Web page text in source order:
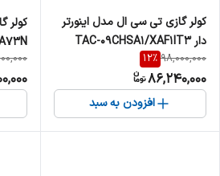
کولر گازی تی سی ال مدل اینورتر
دار TAC-09CHSA1/XAF1IT3
ظرفیت 9000
98,000,000
12%
86,240,000
افزودن به سبد